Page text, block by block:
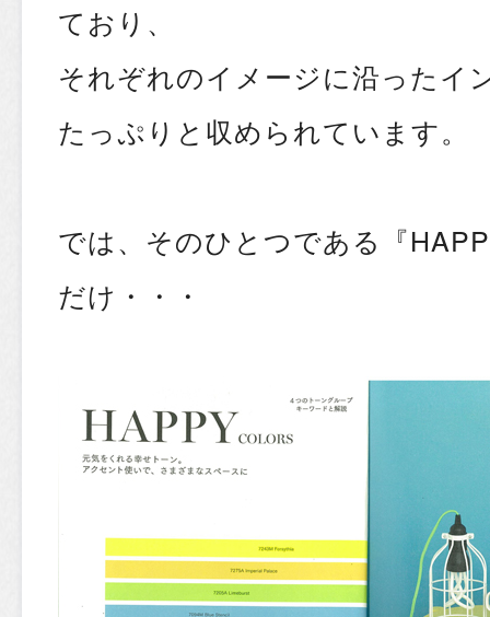
ており、
それぞれのイメージに沿ったイ
たっぷりと収められています。
では、そのひとつである『
だけ・・・